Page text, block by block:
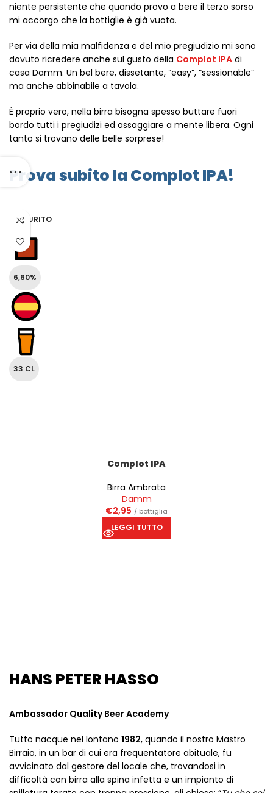
niente persistente che quando provo a bere il terzo sorso
mi accorgo che la bottiglie è già vuota.
Per via della mia malfidenza e del mio pregiudizio mi sono
dovuto ricredere anche sul gusto della Complot IPA di
casa Damm. Un bel bere, dissetante, “easy”, “sessionable”
ma anche abbinabile a tavola.
È proprio vero, nella birra bisogna spesso buttare fuori
bordo tutti i pregiudizi ed assaggiare a mente libera. Ogni
tanto si trovano delle belle sorprese!
Prova subito la Complot IPA!
ESAURITO
6,60%
33 CL
Complot IPA
Birra Ambrata
Damm
€2,95 / bottiglia
LEGGI TUTTO
HANS PETER HASSO
Ambassador Quality Beer Academy
Tutto nacque nel lontano 1982, quando il nostro Mastro
Birraio, in un bar di cui era frequentatore abituale, fu
avvicinato dal gestore del locale che, trovandosi in
difficoltà con birra alla spina infetta e un impianto di